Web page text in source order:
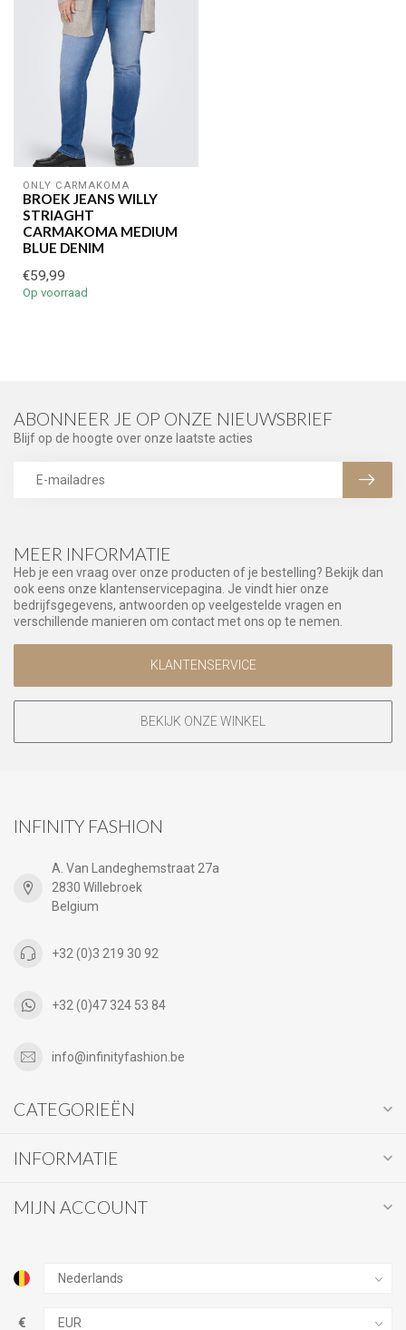
ONLY CARMAKOMA
BROEK JEANS WILLY
STRIAGHT
CARMAKOMA MEDIUM
BLUE DENIM
€59,99
Op voorraad
MEER INFORMATIE
Heb je een vraag over onze producten of je bestelling? Bekijk dan
ook eens onze klantenservicepagina. Je vindt hier onze
bedrijfsgegevens, antwoorden op veelgestelde vragen en
verschillende manieren om contact met ons op te nemen.
KLANTENSERVICE
BEKIJK ONZE WINKEL
ABONNEER JE OP ONZE NIEUWSBRIEF
Blijf op de hoogte over onze laatste acties
INFINITY FASHION
A. Van Landeghemstraat 27a
2830 Willebroek
Belgium
+32 (0)3 219 30 92
+32 (0)47 324 53 84
info@infinityfashion.be
CATEGORIEËN
INFORMATIE
MIJN ACCOUNT
€